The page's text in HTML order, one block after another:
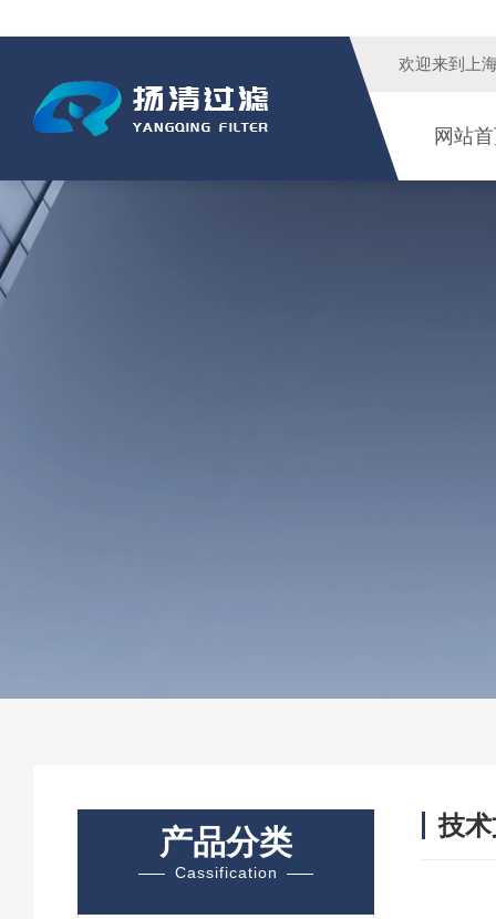
欢迎来到 上
网站
产品分类
Cassification
技